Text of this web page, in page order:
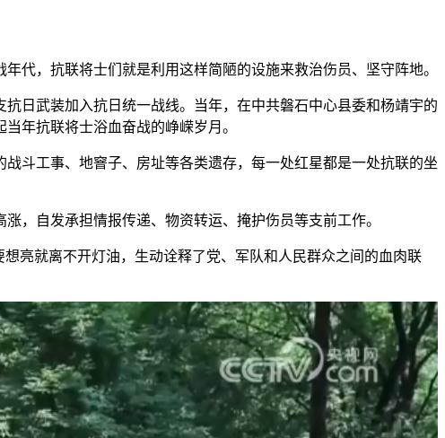
，抗联将士们就是利用这样简陋的设施来救治伤员、坚守阵地。
日武装加入抗日统一战线。当年，在中共磐石中心县委和杨靖宇的
年抗联将士浴血奋战的峥嵘岁月。
斗工事、地窨子、房址等各类遗存，每一处红星都是一处抗联的坐
自发承担情报传递、物资转运、掩护伤员等支前工作。
亮就离不开灯油，生动诠释了党、军队和人民群众之间的血肉联